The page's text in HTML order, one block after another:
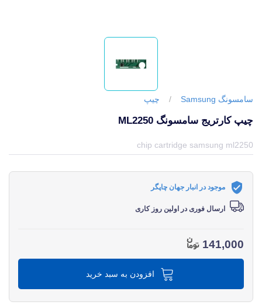
سامسونگ Samsung / چیپ
چیپ کارتریج سامسونگ ML2250
chip cartridge samsung ml2250
موجود در انبار جهان چاپگر
ارسال فوری در اولین روز کاری
141,000
افزودن به سبد خرید